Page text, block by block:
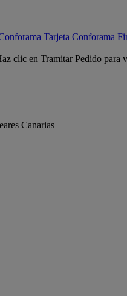
Tarjeta Conforama
clic en Tramitar Pedido para
Canarias